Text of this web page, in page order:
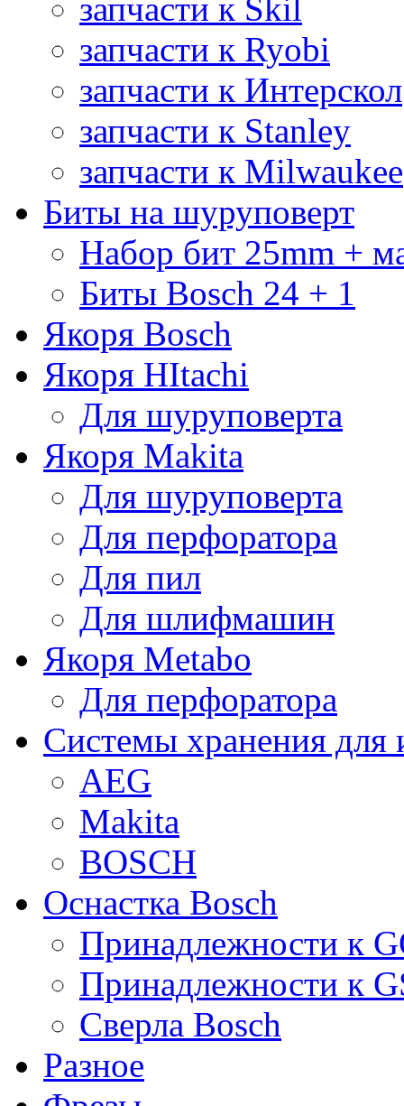
запчасти к Skil
запчасти к Ryobi
запчасти к Интерскол
запчасти к Stanley
запчасти к Milwaukee
Биты на шуруповерт
Набор бит 25mm +
Биты Bosch 24 + 1
Якоря Bosch
Якоря HItachi
Для шуруповерта
Якоря Makita
Для шуруповерта
Для перфоратора
Для пил
Для шлифмашин
Якоря Metabo
Для перфоратора
Системы хранения для
AEG
Makita
BOSCH
Оснастка Bosch
Принадлежности к
Принадлежности к
Сверла Bosch
Разное